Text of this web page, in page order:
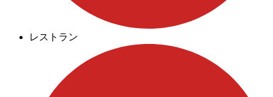
レストラン